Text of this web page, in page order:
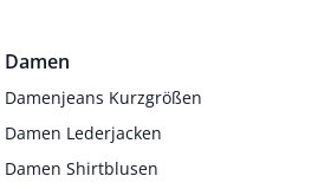
Damen
Damenjeans Kurzgrößen
Damen Lederjacken
Damen Shirtblusen